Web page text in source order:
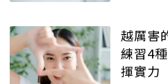
越厲害
練習4
揮實力